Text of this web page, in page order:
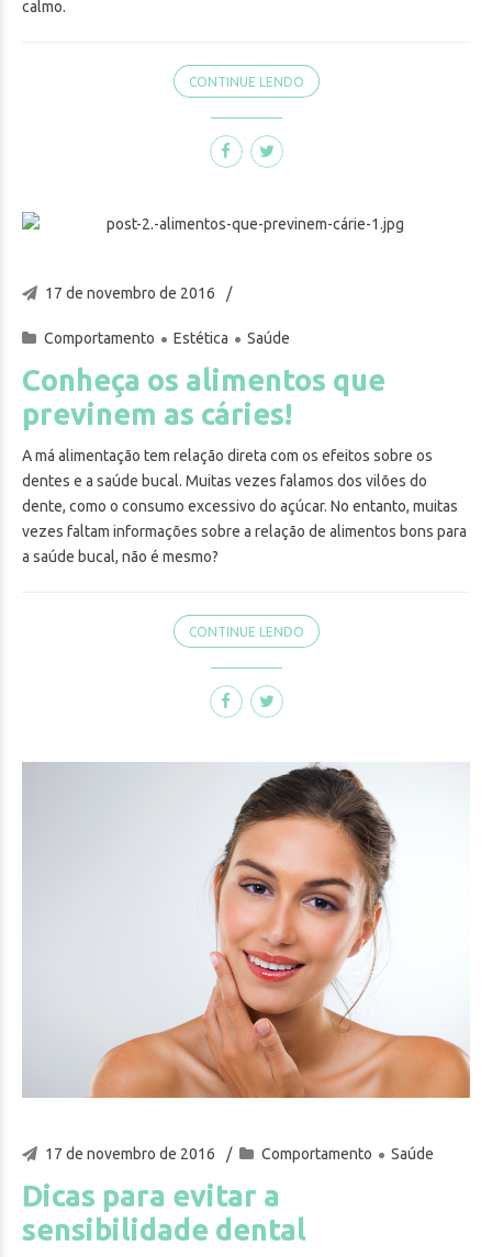
calmo.
CONTINUE LENDO
17 de novembro de 2016
Comportamento Estética Saúde
Conheça os alimentos que
previnem as cáries!
A má alimentação tem relação direta com os efeitos sobre os
dentes e a saúde bucal. Muitas vezes falamos dos vilões do
dente, como o consumo excessivo do açúcar. No entanto, muitas
vezes faltam informações sobre a relação de alimentos bons para
a saúde bucal, não é mesmo?
CONTINUE LENDO
17 de novembro de 2016 Comportamento Saúde
Dicas para evitar a
sensibilidade dental